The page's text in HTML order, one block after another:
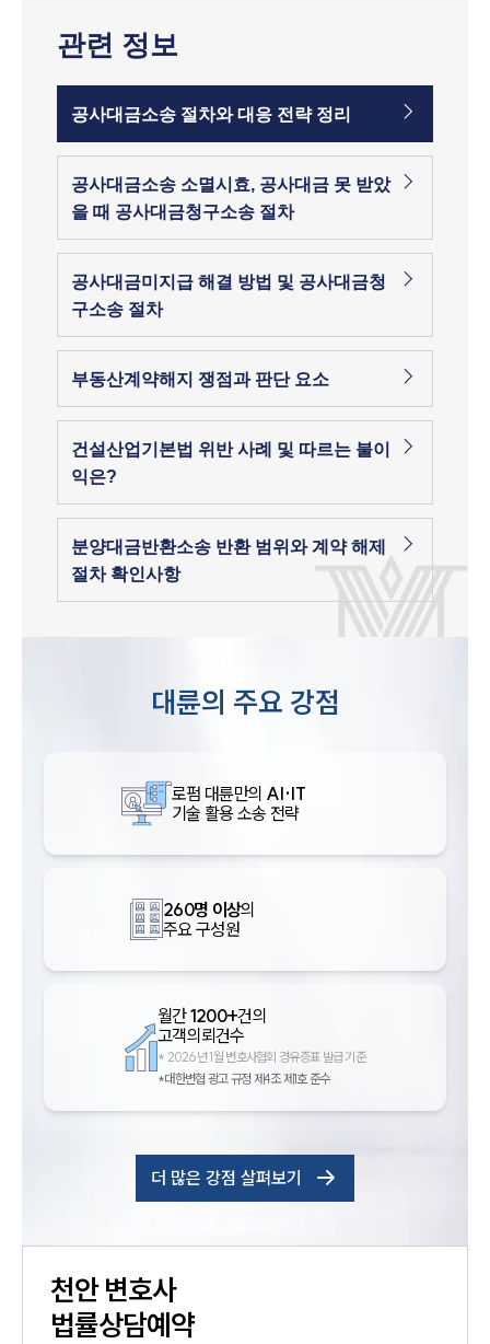
관련 정보
공사대금소송 절차와 대응 전략 정리
공사대금소송 소멸시효, 공사대금 못 받았
을 때 공사대금청구소송 절차
공사대금미지급 해결 방법 및 공사대금청
구소송 절차
부동산계약해지 쟁점과 판단 요소
건설산업기본법 위반 사례 및 따르는 불이
익은?
분양대금반환소송 반환 범위와 계약 해제
절차 확인사항
대륜의 주요 강점
로펌 대륜만의 AI·IT
기술 활용 소송 전략
260명 이상의
주요 구성원
월간1200+건의
고객의뢰건수
* 2026년 1월 변호사협회 경유증표 발급 기준
*대한변협 광고 규정 제4조 제1호 준수
더 많은 강점 살펴보기
천안변호사
법률상담예약